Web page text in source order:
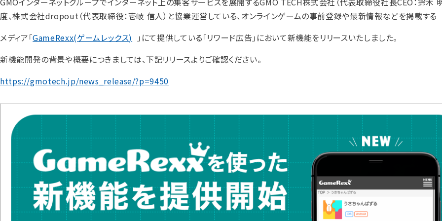
度、株式会社dropout（代表取締役：壱岐 信人）と協業運営している、オンラインゲームの事前登録や最新情報などを掲載する
メディア「GameRexx(ゲームレックス)
」にて提供している「リワード広告」において新機能をリリースいたしました。
新機能開発の背景や概要につきましては、下記リリースよりご確認ください。
https://gmotech.jp/news_release/?p=9450